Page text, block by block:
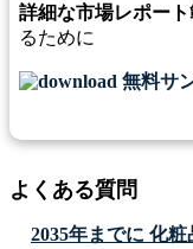
詳細な市場レポート
るために
無料サ
よくある質問
2035年までに 化